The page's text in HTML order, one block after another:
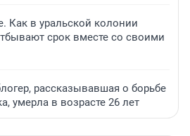
Как в уральской колонии
срок вместе со своими
рассказывавшая о борьбе
умерла в возрасте 26 лет